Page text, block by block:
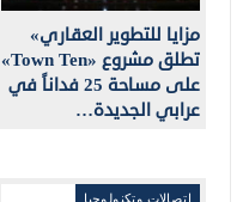
مزايا للتطوير العقاري»
تطلق مشروع «Town Ten»
على مساحة 25 فداناً في
عرابي الجديدة…
اتصالات وتكنولوجيا